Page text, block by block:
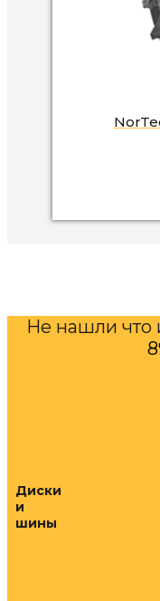
Не нашли что
Диски
и
шины